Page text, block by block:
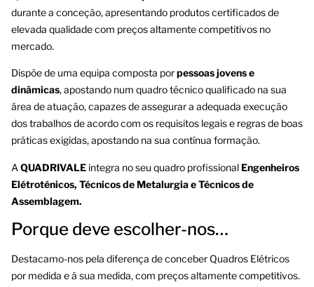
durante a conceção, apresentando produtos certificados de
elevada qualidade com preços altamente competitivos no
mercado.
Dispõe de uma equipa composta porpessoas jovens e
dinâmicas, apostando num quadro técnico qualificado na sua
área de atuação, capazes de assegurar a adequada execução
dos trabalhos de acordo com os requisitos legais e regras de boas
práticas exigidas, apostando na sua contínua formação.
AQUADRIVALE integra no seu quadro profissional Engenheiros
Elétroténicos, Técnicos de Metalurgia e Técnicos de
Assemblagem.
Porque deve escolher-nos…
Destacamo-nos pela diferença de conceber Quadros Elétricos
por medida e à sua medida, com preços altamente competitivos.